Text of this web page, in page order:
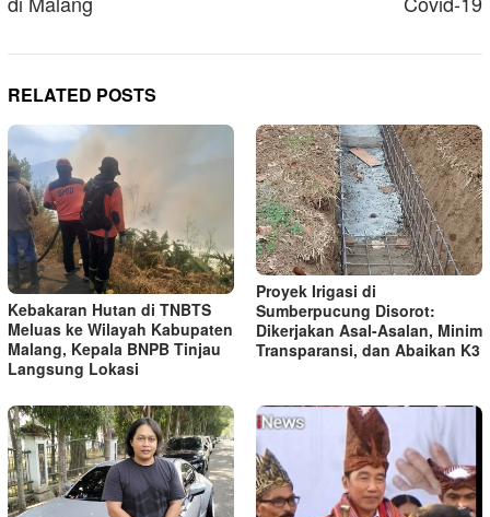
RELATED POSTS
Kebakaran Hutan di TNBTS
Meluas ke Wilayah Kabupaten
Malang, Kepala BNPB Tinjau
Langsung Lokasi
Proyek Irigasi di
Sumberpucung Disorot:
Dikerjakan Asal-Asalan, Minim
Transparansi, dan Abaikan K3